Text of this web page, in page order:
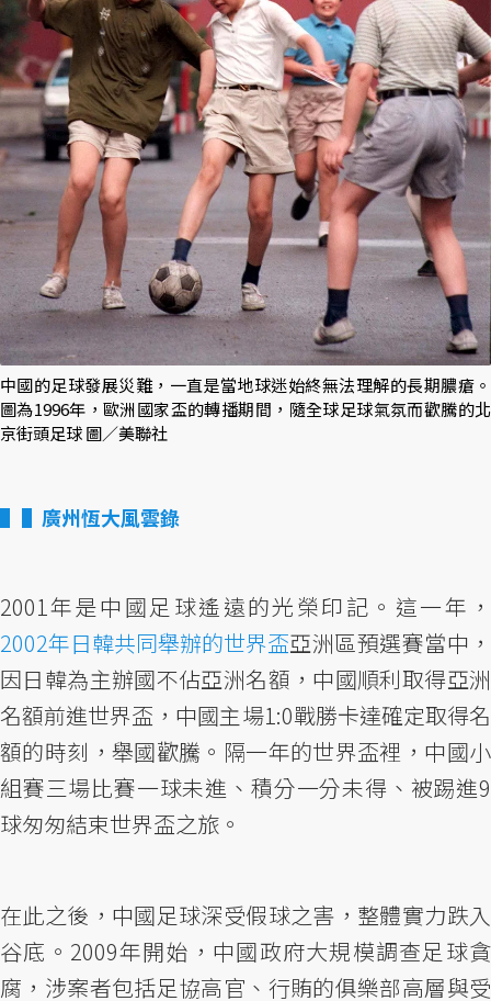
中國的足球發展災難，一直是當地球迷始終無法理解的長期膿瘡。
圖為1996年，歐洲國家盃的轉播期間，隨全球足球氣氛而歡騰的北
京街頭足球 圖／美聯社
▌廣州恆大風雲錄
2001年是中國足球遙遠的光榮印記。這一年，
2002年日韓共同舉辦的世界盃亞洲區預選賽當中，
因日韓為主辦國不佔亞洲名額，中國順利取得亞洲
名額前進世界盃，中國主場1:0戰勝卡達確定取得名
額的時刻，舉國歡騰。隔一年的世界盃裡，中國小
組賽三場比賽一球未進、積分一分未得、被踢進9
球匆匆結束世界盃之旅。
在此之後，中國足球深受假球之害，整體實力跌入
谷底。2009年開始，中國政府大規模調查足球貪
腐，涉案者包括足協高官、行賄的俱樂部高層與受